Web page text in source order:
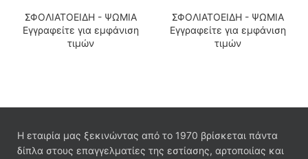
ΣΦΟΛΙΑΤΟΕΙΔΗ - ΨΩΜΙΑ
Εγγραφείτε για εμφάνιση
τιμών
ΣΦΟΛΙΑΤΟΕΙΔΗ - ΨΩΜΙΑ
Εγγραφείτε για εμφάνιση
τιμών
Η εταιρία μας ξεκινώντας από το 1970 βρίσκεται πάντα
δίπλα στους επαγγελματίες της εστίασης, αρτοποιίας και